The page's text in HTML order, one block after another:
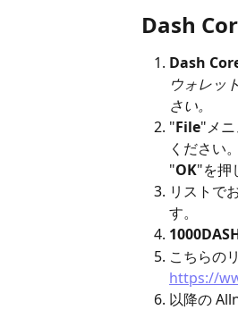
Dash
Dash
ウォレッ
さい。
"File"メ
ください
"OK"を押
リストで
す。
こちらの
https://
以降の